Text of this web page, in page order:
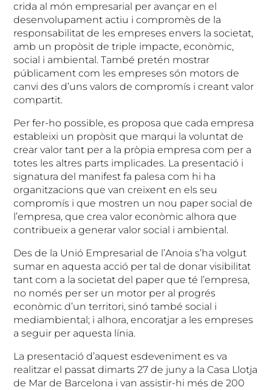
crida al món empresarial per avançar en el
desenvolupament actiu i compromès de la
responsabilitat de les empreses envers la societat,
amb un propòsit de triple impacte, econòmic,
social i ambiental. També pretén mostrar
públicament com les empreses són motors de
canvi des d’uns valors de compromís i creant valor
compartit.
Per fer-ho possible, es proposa que cada empresa
estableixi un propòsit que marqui la voluntat de
crear valor tant per a la pròpia empresa com per a
totes les altres parts implicades. La presentació i
signatura del manifest fa palesa com hi ha
organitzacions que van creixent en els seu
compromís i que mostren un nou paper social de
l’empresa, que crea valor econòmic alhora que
contribueix a generar valor social i ambiental.
Des de la Unió Empresarial de l’Anoia s’ha volgut
sumar en aquesta acció per tal de donar visibilitat
tant com a la societat del paper que té l’empresa,
no només per ser un motor per al progrés
econòmic d’un territori, sinó també social i
mediambiental; i alhora, encoratjar a les empreses
a seguir per aquesta línia.
La presentació d’aquest esdeveniment es va
realitzar el passat dimarts 27 de juny a la Casa Llotja
de Mar de Barcelona i van assistir-hi més de 200